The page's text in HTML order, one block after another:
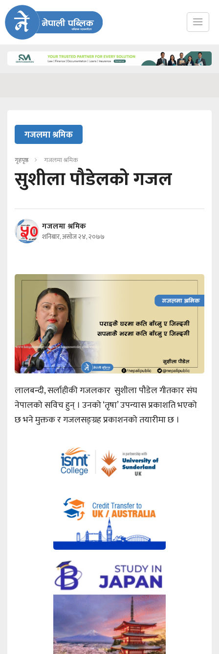
गजलमा श्रमिक
गृहपृष्ठ गजलमा श्रमिक
सुशीला पौडेलको गजल
गजलमा श्रमिक
शनिबार, असोज २४, २०७७
लालबन्दी, सर्लाहीकी गजलकार सुशीला पौडेल गीतकार संघ
नेपालको सविच हुन् । उनको ‘तृषा’ उपन्यास प्रकाशति भएको
छ भने मुक्तक र गजलसङ्ग्रह प्रकाशनको तयारीमा छ ।